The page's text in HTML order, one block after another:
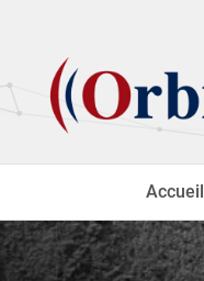
Accueil